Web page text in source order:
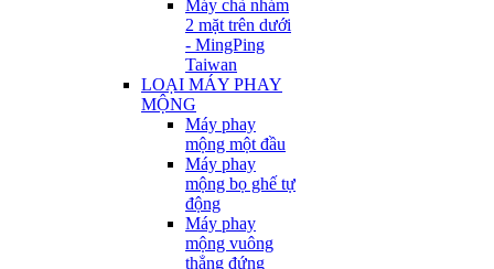
Máy chà nhám
2 mặt trên dưới
- MingPing
Taiwan
LOẠI MÁY PHAY
MỘNG
Máy phay
mộng một đầu
Máy phay
mộng bọ ghế tự
động
Máy phay
mộng vuông
thẳng đứng